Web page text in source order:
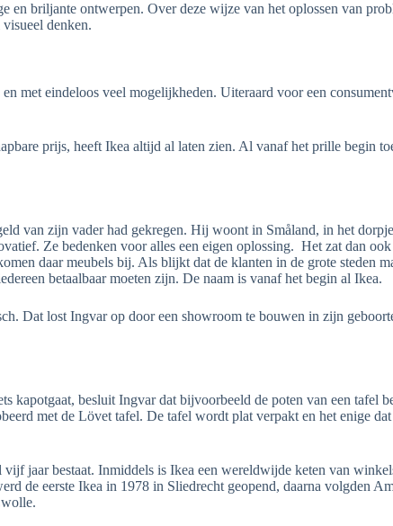
briljante ontwerpen. Over deze wijze van het oplossen van
denken.
met eindeloos veel mogelijkheden. Uiteraard voor een
prijs, heeft Ikea altijd al laten zien. Al vanaf het prille begin
van zijn vader had gekregen. Hij woont in Småland, in het
Ze bedenken voor alles een eigen oplossing. Het zat dan
daar meubels bij. Als blijkt dat de klanten in de grote steden
betaalbaar moeten zijn. De naam is vanaf het begin al Ikea.
Dat lost Ingvar op door een showroom te bouwen in zijn
besluit Ingvar dat bijvoorbeeld de poten van een tafel
met de Lövet tafel. De tafel wordt plat verpakt en het enige
jaar bestaat. Inmiddels is Ikea een wereldwijde keten van
de eerste Ikea in 1978 in Sliedrecht geopend, daarna volgden